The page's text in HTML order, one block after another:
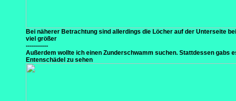
Bei näherer Betrachtung sind allerdings die Löcher auf der Unterseite
viel größer
-----------
Außerdem wollte ich einen Zunderschwamm suchen. Stattdessen gabs
Entenschädel zu sehen